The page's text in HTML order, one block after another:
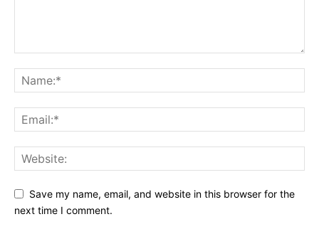
Save my name, email, and website in this browser for the
next time I comment.